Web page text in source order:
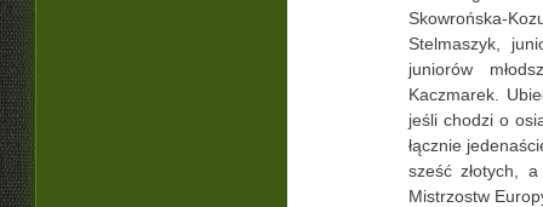
Skowrońska-
Stelmaszyk,
juniorów
Kaczmarek.
jeśli chodzi o
łącznie
sześć złotych,
Mistrzostw